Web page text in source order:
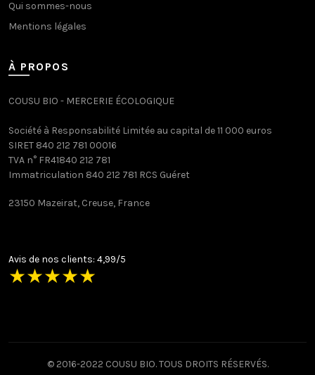
Qui sommes-nous
Mentions légales
À PROPOS
COUSU BIO - MERCERIE ÉCOLOGIQUE
Société à Responsabilité Limitée au capital de 11 000 euros
SIRET 840 212 781 00016
TVA n° FR41840 212 781
Immatriculation 840 212 781 RCS Guéret
23150 Mazeirat, Creuse, France
Avis de nos clients: 4,99/5
★★★★★
© 2016-2022 COUSU BIO. TOUS DROITS RÉSERVÉS.